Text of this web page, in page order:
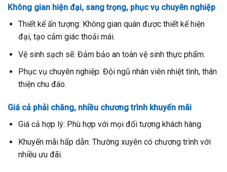
Không gian hiện đại, sang trọng, phục vụ chuyên nghiệp
Thiết kế ấn tượng: Không gian quán được thiết kế hiện
đại, tạo cảm giác thoải mái.
Vệ sinh sạch sẽ: Đảm bảo an toàn vệ sinh thực phẩm.
Phục vụ chuyên nghiệp: Đội ngũ nhân viên nhiệt tình, thân
thiện chu đáo.
Giá cả phải chăng, nhiều chương trình khuyến mãi
Giá cả hợp lý: Phù hợp với mọi đối tượng khách hàng.
Khuyến mãi hấp dẫn: Thường xuyên có chương trình với
nhiều ưu đãi.